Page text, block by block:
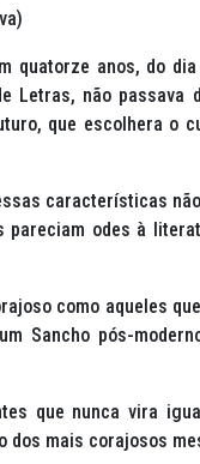
quatorze anos, do
Letras, não passava
que escolhera o
características
pareciam odes à
como aqueles
Sancho pós-
que nunca vira
mais corajosos